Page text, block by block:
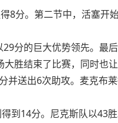
分。第二节中，活塞开
分的巨大优势领先。最
胜结束了比赛，同时也让
送出6次助攻。麦克布
14分。尼克斯队以43胜